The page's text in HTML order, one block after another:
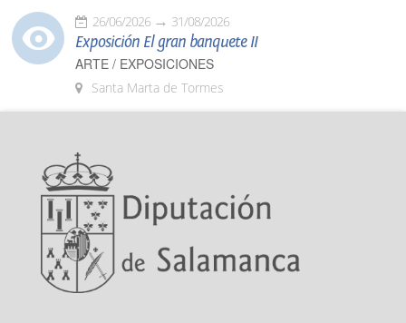
26/06/2026 31/08/2026
Exposición El gran banquete II
ARTE / EXPOSICIONES
Santa Marta de Tormes